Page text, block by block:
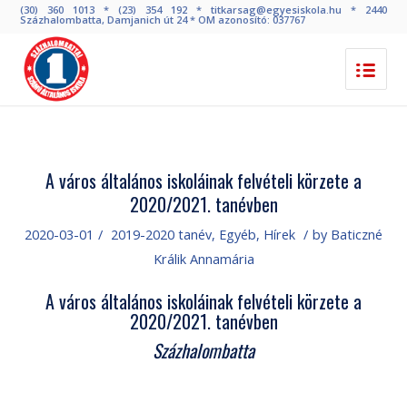
(30) 360 1013 * (23) 354 192 * titkarsag@egyesiskola.hu * 2440
Százhalombatta, Damjanich út 24 * OM azonosító: 037767
A város általános iskoláinak felvételi körzete a
2020/2021. tanévben
2020-03-01 / 2019-2020 tanév, Egyéb, Hírek / by Baticzné
Králik Annamária
A város általános iskoláinak felvételi körzete a
2020/2021. tanévben
Százhalombatta